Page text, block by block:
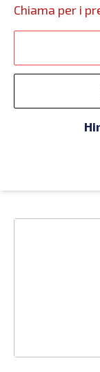
Chiama per i